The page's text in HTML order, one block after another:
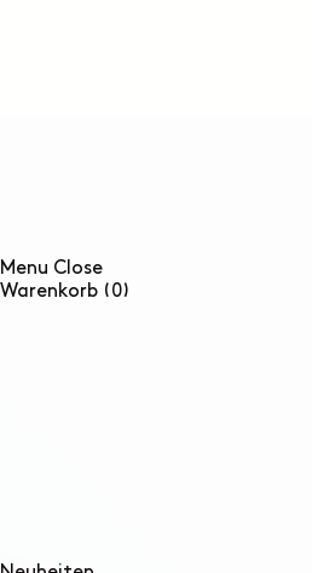
Menu Close
Warenkorb (0)